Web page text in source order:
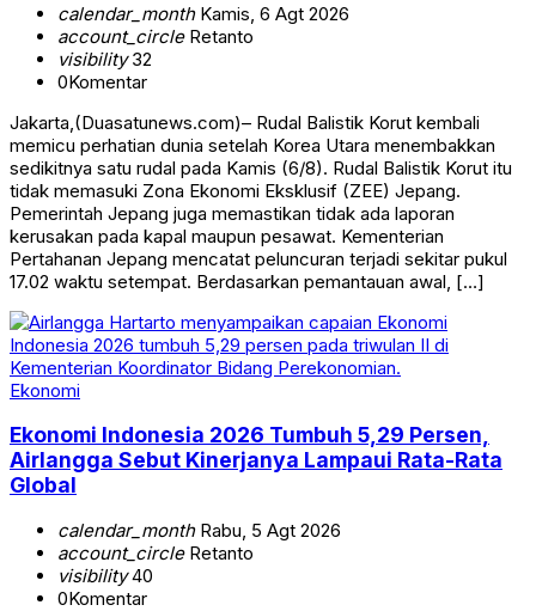
calendar_monthKamis, 6 Agt 2026
account_circleRetanto
visibility32
0Komentar
Jakarta,(Duasatunews.com)– Rudal Balistik Korut kembali
memicu perhatian dunia setelah Korea Utara menembakkan
sedikitnya satu rudal pada Kamis (6/8). Rudal Balistik Korut itu
tidak memasuki Zona Ekonomi Eksklusif (ZEE) Jepang.
Pemerintah Jepang juga memastikan tidak ada laporan
kerusakan pada kapal maupun pesawat. Kementerian
Pertahanan Jepang mencatat peluncuran terjadi sekitar pukul
17.02 waktu setempat. Berdasarkan pemantauan awal, […]
Ekonomi
Ekonomi Indonesia 2026 Tumbuh 5,29 Persen,
Airlangga Sebut Kinerjanya Lampaui Rata-Rata
Global
calendar_monthRabu, 5 Agt 2026
account_circleRetanto
visibility40
0Komentar